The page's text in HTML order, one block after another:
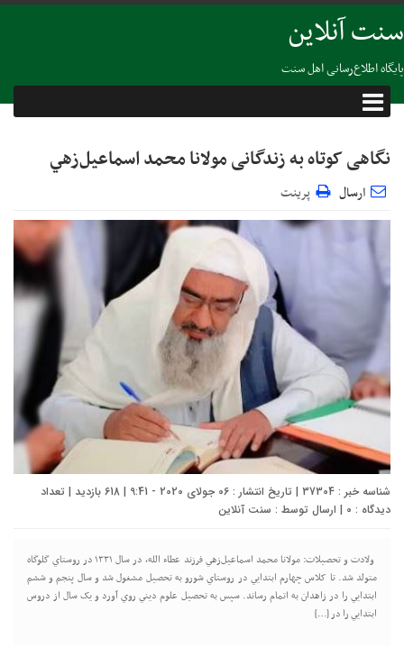
سنت آنلاین
پایگاه اطلاع‌رسانی اهل سنت
نگاهی کوتاه به زندگانی مولانا محمد اسماعيل‌زهي
ارسال پرینت
شناسه خبر : 37304 | تاریخ انتشار : 06 جولای 2020 - 9:41 | 618 بازدید | تعداد
دیدگاه : 0 | ارسال توسط : سنت آنلاین
ولادت و تحصيلات: مولانا محمد اسماعيل‌زهي فرزند عطاء الله، در سال ۱۳۳۱ در روستاي گلوگاه
متولد شد. تا کلاس چهارم ابتدايي در روستاي شورو به تحصيل مشغول شد و سال پنجم و ششم
ابتدايي را در زاهدان به اتمام رساند. سپس به تحصيل علوم ديني روي آورد و يک سال از دروس
ابتدايي را در […]